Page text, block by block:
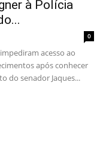
à Polícia
0
acesso ao
após conhecer
do senador Jaques...